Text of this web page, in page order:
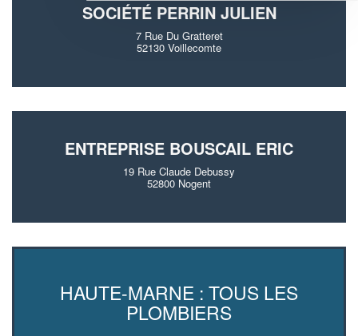
SOCIÉTÉ PERRIN JULIEN
7 Rue Du Gratteret
52130 Voillecomte
ENTREPRISE BOUSCAIL ERIC
19 Rue Claude Debussy
52800 Nogent
HAUTE-MARNE : TOUS LES
PLOMBIERS